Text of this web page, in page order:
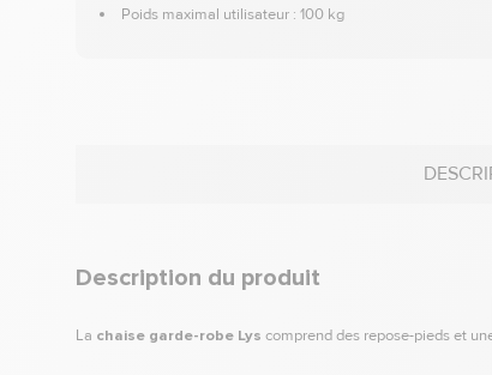
Poids maximal utilisateur : 100 kg
Description du produit
La chaise garde-robe Lys comprend des repose-pieds et